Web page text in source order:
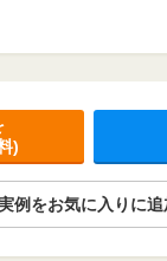
)
例をお気に入りに追